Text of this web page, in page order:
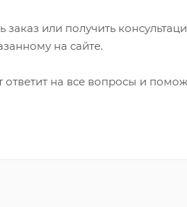
или получить
на сайте.
на все вопросы и